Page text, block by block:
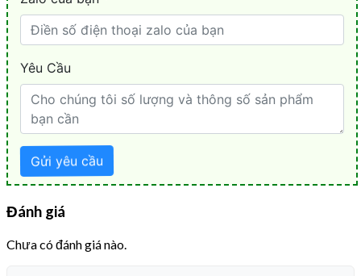
Đánh giá
Chưa có đánh giá nào.